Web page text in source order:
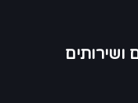
ושירותים